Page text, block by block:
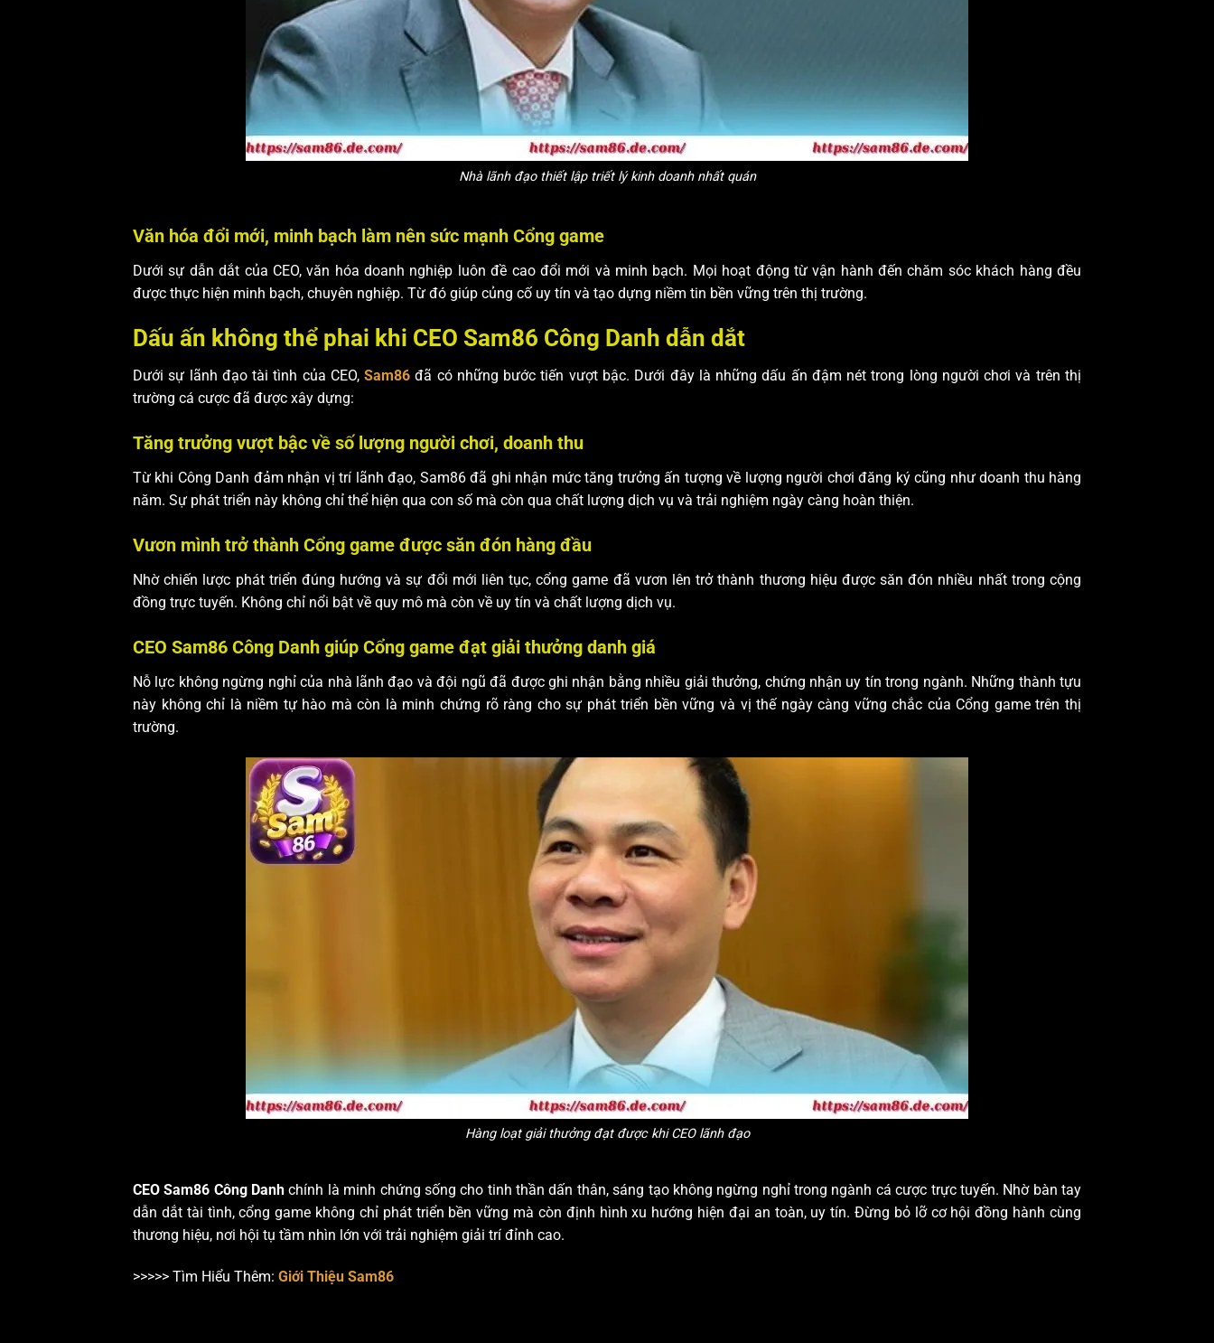
Nhà lãnh đạo thiết lập triết lý kinh doanh nhất quán
Văn hóa đổi mới, minh bạch làm nên sức mạnh Cổng game
Dưới sự dẫn dắt của CEO, văn hóa doanh nghiệp luôn đề cao đổi mới và minh bạch. Mọi hoạt động từ vận hành đến chăm sóc khách hàng đều
được thực hiện minh bạch, chuyên nghiệp. Từ đó giúp củng cố uy tín và tạo dựng niềm tin bền vững trên thị trường.
Dấu ấn không thể phai khi CEO Sam86 Công Danh dẫn dắt
Dưới sự lãnh đạo tài tình của CEO,Sam86 đã có những bước tiến vượt bậc. Dưới đây là những dấu ấn đậm nét trong lòng người chơi và trên thị
trường cá cược đã được xây dựng:
Tăng trưởng vượt bậc về số lượng người chơi, doanh thu
Từ khi Công Danh đảm nhận vị trí lãnh đạo, Sam86 đã ghi nhận mức tăng trưởng ấn tượng về lượng người chơi đăng ký cũng như doanh thu hàng
năm. Sự phát triển này không chỉ thể hiện qua con số mà còn qua chất lượng dịch vụ và trải nghiệm ngày càng hoàn thiện.
Vươn mình trở thành Cổng game được săn đón hàng đầu
Nhờ chiến lược phát triển đúng hướng và sự đổi mới liên tục, cổng game đã vươn lên trở thành thương hiệu được săn đón nhiều nhất trong cộng
đồng trực tuyến. Không chỉ nổi bật về quy mô mà còn về uy tín và chất lượng dịch vụ.
CEO Sam86 Công Danh giúp Cổng game đạt giải thưởng danh giá
Nỗ lực không ngừng nghỉ của nhà lãnh đạo và đội ngũ đã được ghi nhận bằng nhiều giải thưởng, chứng nhận uy tín trong ngành. Những thành tựu
này không chỉ là niềm tự hào mà còn là minh chứng rõ ràng cho sự phát triển bền vững và vị thế ngày càng vững chắc của Cổng game trên thị
trường.
Hàng loạt giải thưởng đạt được khi CEO lãnh đạo
CEO Sam86 Công Danh chính là minh chứng sống cho tinh thần dấn thân, sáng tạo không ngừng nghỉ trong ngành cá cược trực tuyến. Nhờ bàn tay
dẫn dắt tài tình, cổng game không chỉ phát triển bền vững mà còn định hình xu hướng hiện đại an toàn, uy tín. Đừng bỏ lỡ cơ hội đồng hành cùng
thương hiệu, nơi hội tụ tầm nhìn lớn với trải nghiệm giải trí đỉnh cao.
>>>>> Tìm Hiểu Thêm: Giới Thiệu Sam86